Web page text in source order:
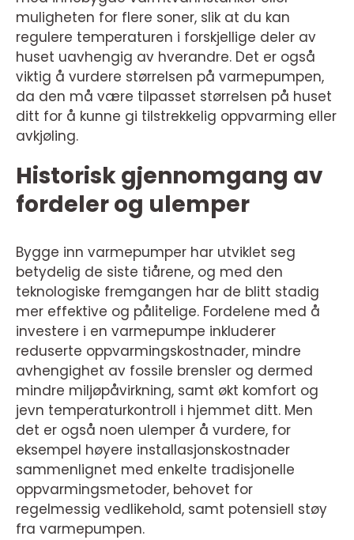
muligheten for flere soner, slik at du kan
regulere temperaturen i forskjellige deler av
huset uavhengig av hverandre. Det er også
viktig å vurdere størrelsen på varmepumpen,
da den må være tilpasset størrelsen på huset
ditt for å kunne gi tilstrekkelig oppvarming eller
avkjøling.
Historisk gjennomgang av
fordeler og ulemper
Bygge inn varmepumper har utviklet seg
betydelig de siste tiårene, og med den
teknologiske fremgangen har de blitt stadig
mer effektive og pålitelige. Fordelene med å
investere i en varmepumpe inkluderer
reduserte oppvarmingskostnader, mindre
avhengighet av fossile brensler og dermed
mindre miljøpåvirkning, samt økt komfort og
jevn temperaturkontroll i hjemmet ditt. Men
det er også noen ulemper å vurdere, for
eksempel høyere installasjonskostnader
sammenlignet med enkelte tradisjonelle
oppvarmingsmetoder, behovet for
regelmessig vedlikehold, samt potensiell støy
fra varmepumpen.